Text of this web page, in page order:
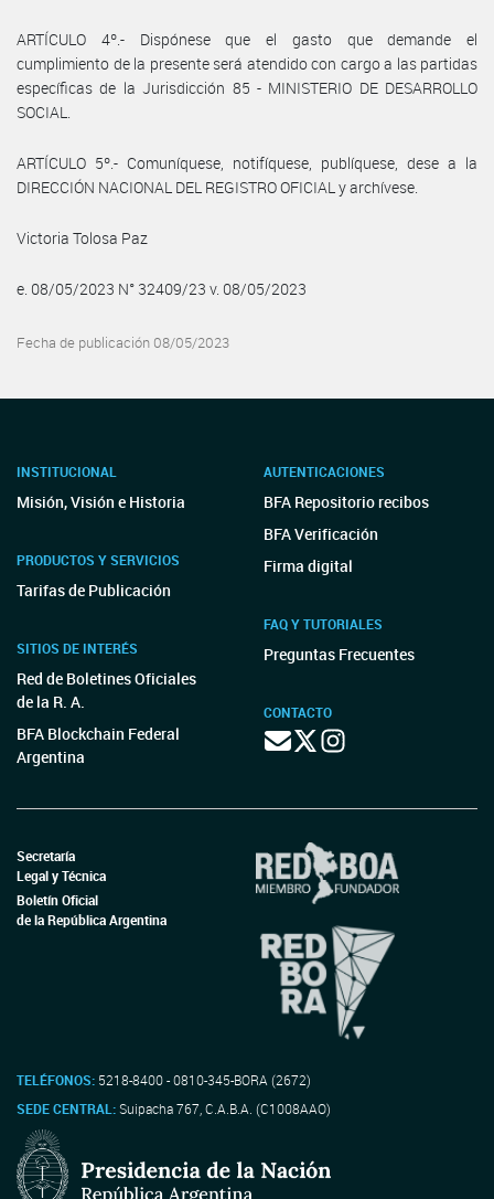
ARTÍCULO 4º.- Dispónese que el gasto que demande el
cumplimiento de la presente será atendido con cargo a las partidas
específicas de la Jurisdicción 85 - MINISTERIO DE DESARROLLO
SOCIAL.
ARTÍCULO 5º.- Comuníquese, notifíquese, publíquese, dese a la
DIRECCIÓN NACIONAL DEL REGISTRO OFICIAL y archívese.
Victoria Tolosa Paz
e. 08/05/2023 N° 32409/23 v. 08/05/2023
Fecha de publicación 08/05/2023
INSTITUCIONAL
Misión, Visión e Historia
PRODUCTOS Y SERVICIOS
Tarifas de Publicación
SITIOS DE INTERÉS
Red de Boletines Oficiales
de la R. A.
BFA Blockchain Federal
Argentina
AUTENTICACIONES
BFA Repositorio recibos
BFA Verificación
Firma digital
FAQ Y TUTORIALES
Preguntas Frecuentes
CONTACTO
Secretaría
Legal y Técnica
Boletín Oficial
de la República Argentina
TELÉFONOS: 5218-8400 - 0810-345-BORA (2672)
SEDE CENTRAL:Suipacha 767, C.A.B.A. (C1008AAO)